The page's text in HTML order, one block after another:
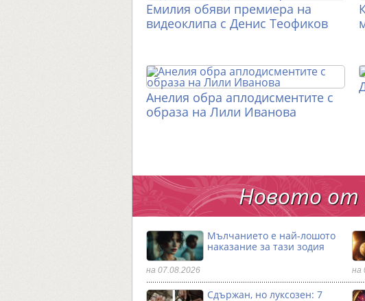
Емилия обяви премиера на
видеоклипа с Денис Теофиков
Анелия обра аплодисментите с
образа на Лили Иванова
Новото от
Мълчанието е най-лошото
наказание за тази зодия
на 07.08.2026 на
Сдържан, но луксозен: 7